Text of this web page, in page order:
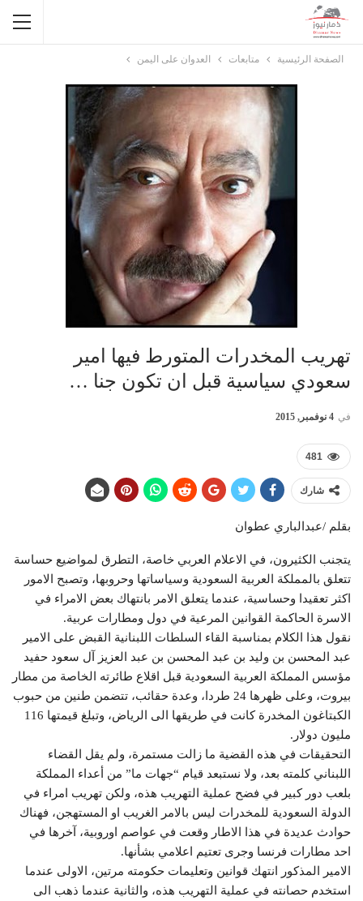
الصفحة الرئيسية متابعات العدوان على اليمن
تهريب المخدرات المتورط فيها امير
سعودي سياسية قبل ان تكون جنا …
في 4 نوفمبر, 2015
481
شارك
بقلم /عبدالباري عطوان
يتجنب الكثيرون، في الاعلام العربي خاصة، التطرق لمواضيع حساسة
تتعلق بالمملكة العربية السعودية وسياساتها وحروبها، وتصبح الامور
اكثر تعقيدا وحساسية، عندما يتعلق الامر بانتهاك بعض الامراء في
الاسرة الحاكمة القوانين المرعية في دول ومطارات عربية.
نقول هذا الكلام بمناسبة القاء السلطات اللبنانية القبض على الامير
عبد المحسن بن وليد بن عبد المحسن بن عبد العزيز آل سعود حفيد
مؤسس المملكة العربية السعودية قبل اقلاع طائرته الخاصة من مطار
بيروت، وعلى ظهرها 24 طردا، وعدة حقائب، تتضمن طنين من حبوب
الكبتاغون المخدرة كانت في طريقها الى الرياض، وتبلغ قيمتها 116
مليون دولار.
التحقيقات في هذه القضية ما زالت مستمرة، ولم يقل القضاء
اللبناني كلمته بعد، ولا نستبعد قيام “جهات ما” من أعداء المملكة
بلعب دور كبير في فضح عملية التهريب هذه، ولكن تهريب امراء في
الدولة السعودية للمخدرات ليس بالامر الغريب او المستهجن، فهناك
حوادث عديدة في هذا الاطار وقعت في عواصم اوروبية، آخرها في
احد مطارات فرنسا وجرى تعتيم اعلامي بشأنها.
الامير المذكور انتهك قوانين وتعليمات حكومته مرتين، الاولى عندما
استخدم حصانته في عملية التهريب هذه، والثانية عندما ذهب الى